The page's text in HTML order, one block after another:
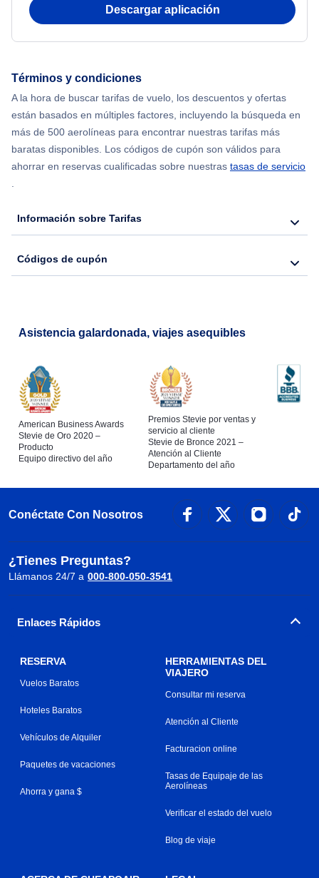
Descargar aplicación
Términos y condiciones
A la hora de buscar tarifas de vuelo, los descuentos y ofertas
están basados en múltiples factores, incluyendo la búsqueda en
más de 500 aerolíneas para encontrar nuestras tarifas más
baratas disponibles. Los códigos de cupón son válidos para
ahorrar en reservas cualificadas sobre nuestras tasas de servicio
.
Información sobre Tarifas
Códigos de cupón
Asistencia galardonada, viajes asequibles
American Business Awards
Stevie de Oro 2020 –
Producto
Equipo directivo del año
Premios Stevie por ventas y
servicio al cliente
Stevie de Bronce 2021 –
Atención al Cliente
Departamento del año
Conéctate Con Nosotros
¿Tienes Preguntas?
Llámanos 24/7 a 000-800-050-3541
Enlaces Rápidos
RESERVA
Vuelos Baratos
Hoteles Baratos
Vehículos de Alquiler
Paquetes de vacaciones
Ahorra y gana $
HERRAMIENTAS DEL
VIAJERO
Consultar mi reserva
Atención al Cliente
Facturacion online
Tasas de Equipaje de las
Aerolíneas
Verificar el estado del vuelo
Blog de viaje